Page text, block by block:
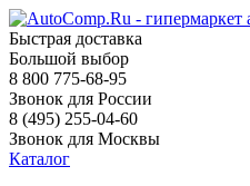
Быстрая доставка
Большой выбор
8 800 775-68-95
Звонок для России
8 (495) 255-04-60
Звонок для Москвы
Каталог